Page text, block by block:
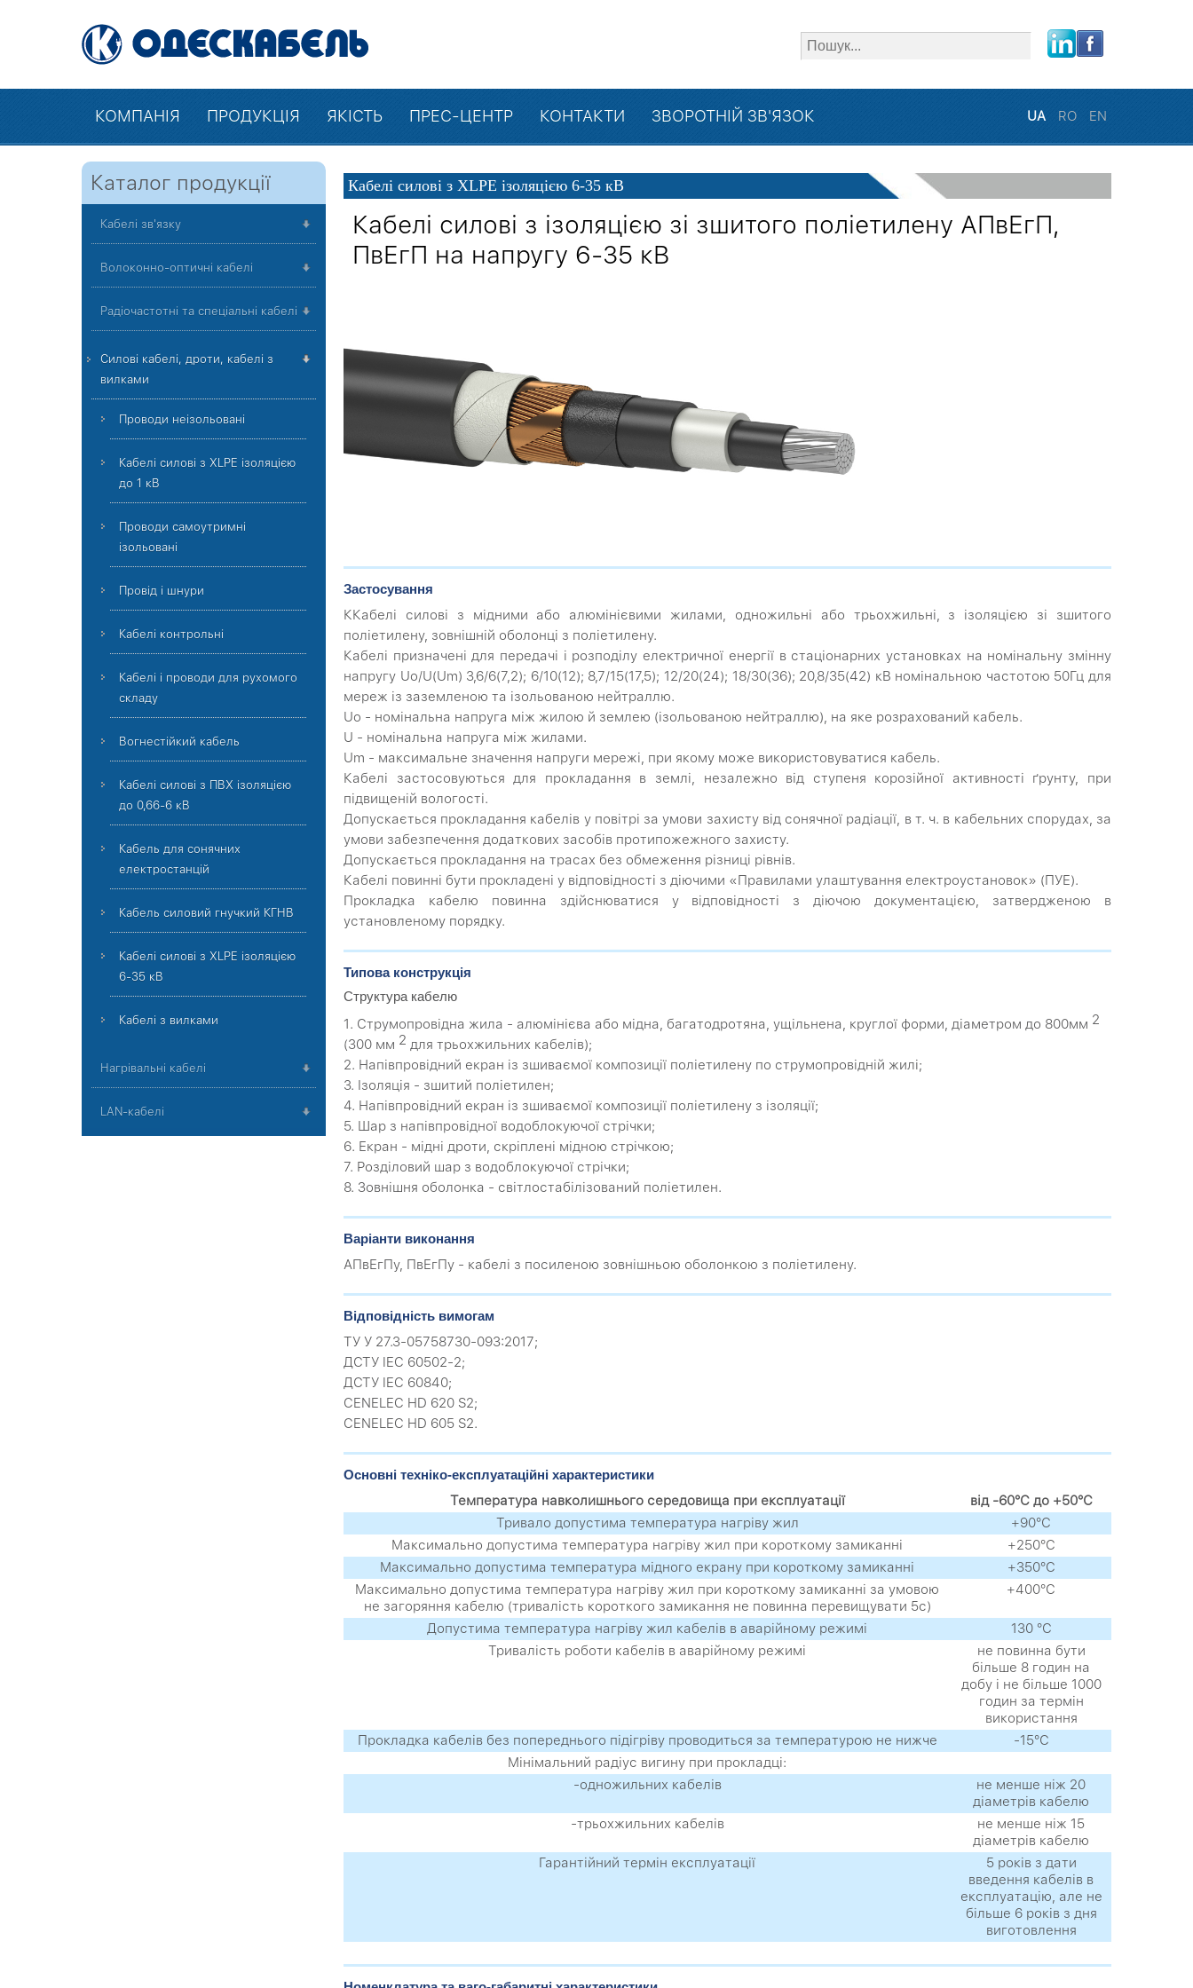
КОМПАНІЯ ПРОДУКЦІЯ ЯКІСТЬ ПРЕС-ЦЕНТР КОНТАКТИ ЗВОРОТНІЙ ЗВ'ЯЗОК UA RO EN
Каталог продукції
Кабелі зв'язку
Волоконно-оптичні кабелі
Радіочастотні та спеціальні кабелі
Силові кабелі, дроти, кабелі з
вилками
Проводи неізольовані
Кабелі силові з XLPE ізоляцією
до 1 кВ
Проводи самоутримні
ізольовані
Провід і шнури
Кабелі контрольні
Кабелі і проводи для рухомого
складу
Вогнестійкий кабель
Кабелі силові з ПВХ ізоляцією
до 0,66-6 кВ
Кабель для сонячних
електростанцій
Кабель силовий гнучкий КГНВ
Кабелі силові з XLPE ізоляцією
6-35 кВ
Кабелі з вилками
Нагрівальні кабелі
LAN-кабелі
Кабелі силові з XLPE ізоляцією 6-35 кВ
Кабелі силові з ізоляцією зі зшитого поліетилену АПвЕгП,
ПвЕгП на напругу 6-35 кВ
Застосування
ККабелі силові з мідними або алюмінієвими жилами, одножильні або трьохжильні, з ізоляцією зі зшитого
поліетилену, зовнішній оболонці з поліетилену.
Кабелі призначені для передачі і розподілу електричної енергії в стаціонарних установках на номінальну змінну
напругу Uo/U(Um) 3,6/6(7,2); 6/10(12); 8,7/15(17,5); 12/20(24); 18/30(36); 20,8/35(42) кВ номінальною частотою 50Гц для
мереж із заземленою та ізольованою нейтраллю.
Uo - номінальна напруга між жилою й землею (ізольованою нейтраллю), на яке розрахований кабель.
U - номінальна напруга між жилами.
Um - максимальне значення напруги мережі, при якому може використовуватися кабель.
Кабелі застосовуються для прокладання в землі, незалежно від ступеня корозійної активності ґрунту, при
підвищеній вологості.
Допускається прокладання кабелів у повітрі за умови захисту від сонячної радіації, в т. ч. в кабельних спорудах, за
умови забезпечення додаткових засобів протипожежного захисту.
Допускається прокладання на трасах без обмеження різниці рівнів.
Кабелі повинні бути прокладені у відповідності з діючими «Правилами улаштування електроустановок» (ПУЕ).
Прокладка кабелю повинна здійснюватися у відповідності з діючою документацією, затвердженою в
установленому порядку.
Типова конструкція
Структура кабелю
1. Струмопровідна жила - алюмінієва або мідна, багатодротяна, ущільнена, круглої форми, діаметром до 800мм 2
(300 мм 2 для трьохжильних кабелів);
2. Напівпровідний екран із зшиваємої композиції поліетилену по струмопровідній жилі;
3. Ізоляція - зшитий поліетилен;
4. Напівпровідний екран із зшиваємої композиції поліетилену з ізоляції;
5. Шар з напівпровідної водоблокуючої стрічки;
6. Екран - мідні дроти, скріплені мідною стрічкою;
7. Розділовий шар з водоблокуючої стрічки;
8. Зовнішня оболонка - світлостабілізований поліетилен.
Варіанти виконання
АПвЕгПу, ПвЕгПу - кабелі з посиленою зовнішньою оболонкою з поліетилену.
Відповідність вимогам
ТУ У 27.3-05758730-093:2017;
ДСТУ IEC 60502-2;
ДСТУ IEC 60840;
CENELEC HD 620 S2;
CENELEC HD 605 S2.
Основні техніко-експлуатаційні характеристики
Температура навколишнього середовища при експлуатації
від -60°С до +50°С
Тривало допустима температура нагріву жил
+90°С
Максимально допустима температура нагріву жил при короткому замиканні
+250°С
Максимально допустима температура мідного екрану при короткому замиканні
+350°С
Максимально допустима температура нагріву жил при короткому замиканні за умовою
не загоряння кабелю (тривалість короткого замикання не повинна перевищувати 5с)
+400°С
Допустима температура нагріву жил кабелів в аварійному режимі
130 °С
Тривалість роботи кабелів в аварійному режимі
не повинна бути
більше 8 годин на
добу і не більше 1000
годин за термін
використання
Прокладка кабелів без попереднього підігріву проводиться за температурою не нижче
-15°С
Мінімальний радіус вигину при прокладці:
-одножильних кабелів
не менше ніж 20
діаметрів кабелю
-трьохжильних кабелів
не менше ніж 15
діаметрів кабелю
Гарантійний термін експлуатації
5 років з дати
введення кабелів в
експлуатацію, але не
більше 6 років з дня
виготовлення
close